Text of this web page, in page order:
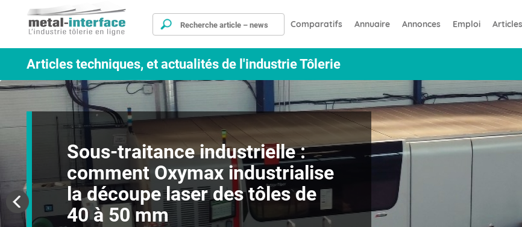
contenu
Comparatifs Annuaire Annonces Emploi
Articles techniques, et actualités de l'industrie Tôlerie
Sous-traitance industrielle :
comment Oxymax industrialise
la découpe laser des tôles de
40 à 50 mm